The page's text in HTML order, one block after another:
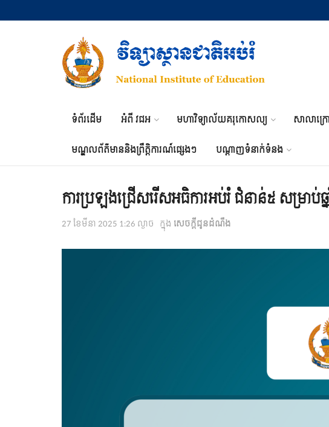
ទំព័រដើម អំពី វជអ មហាវិទ្យាល័យគរុកោសល្យ សាលាក្រ
មណ្ឌលព័ត៌មាននិងព្រឹត្តិការណ៍ផ្សេងៗ
បណ្តាញទំនាក់ទំនង
ការប្រឡងជ្រើសរើសអធិការអប់រំ ជំនាន់៥ សម្រា
27 ខែ​មីនា 2025 1:26 ល្ងាច ក្នុង សេចក្តីជូនដំណឹង